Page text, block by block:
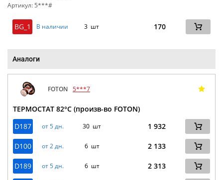
Артикул: 5***#
BG_1 В наличии 3 шт 170
Аналоги
FOTON 5***7
ТЕРМОСТАТ 82°C (произв-во FOTON)
D187
от 5 дн. 30 шт 1 932
D100 от 2 дн. 6 шт 2 133
D189 от 5 дн. 6 шт 2 313